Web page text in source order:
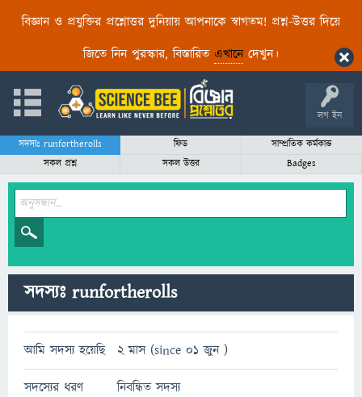
বিজ্ঞান ও প্রযুক্তির প্রশ্নোত্তর দুনিয়ায় আপনাকে স্বাগতম! প্রশ্ন-উত্তর দিয়ে
জিতে নিন পুরস্কার, বিস্তারিত এখানেদেখুন।
লগ ইন
সদস্যঃ runfortherolls ফিড
সাম্প্রতিক কর্মকান্ড
সকল প্রশ্ন
সকল উত্তর Badges
সদস্যঃ runfortherolls
আমি সদস্য হয়েছি 2 মাস (since 01 জুন )
সদস্যের ধরণ নিবন্ধিত সদস্য